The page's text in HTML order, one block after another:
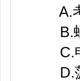
A.考
B.蛹
C.申
D.菠